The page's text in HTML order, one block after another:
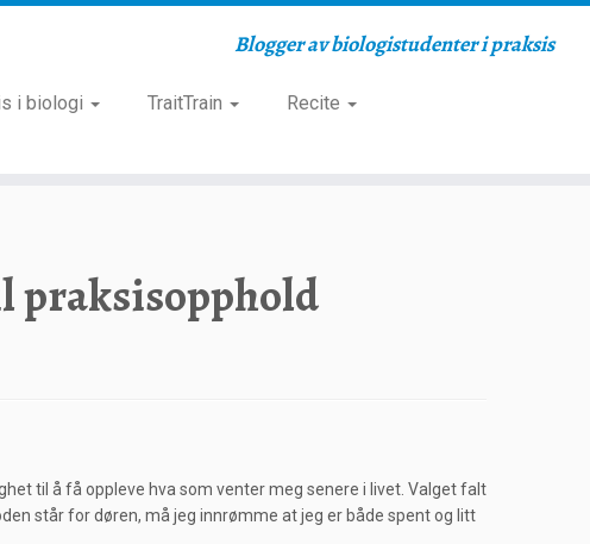
Blogger av biologistudenter i praksis
i biologi TraitTrain
Recite
praksisopphold
til å få oppleve hva som venter meg senere i livet. Valget falt
står for døren, må jeg innrømme at jeg er både spent og litt